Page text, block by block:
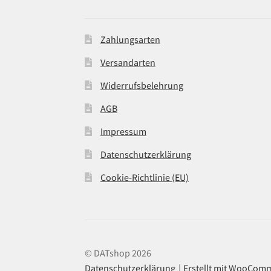
Zahlungsarten
Versandarten
Widerrufsbelehrung
AGB
Impressum
Datenschutzerklärung
Cookie-Richtlinie (EU)
© DATshop 2026
Datenschutzerklärung
Erstellt mit